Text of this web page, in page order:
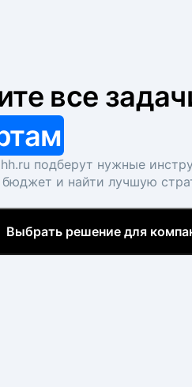
все
подберут нужные
бюджет и найти лучшую
Выбрать решение для